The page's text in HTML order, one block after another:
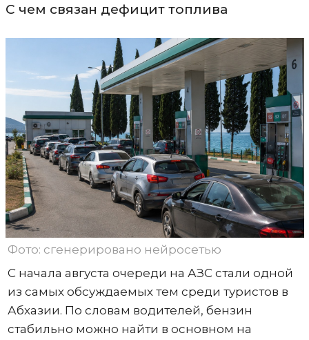
С чем связан дефицит топлива
Фото: сгенерировано нейросетью
С начала августа очереди на АЗС стали одной
из самых обсуждаемых тем среди туристов в
Абхазии. По словам водителей, бензин
стабильно можно найти в основном на